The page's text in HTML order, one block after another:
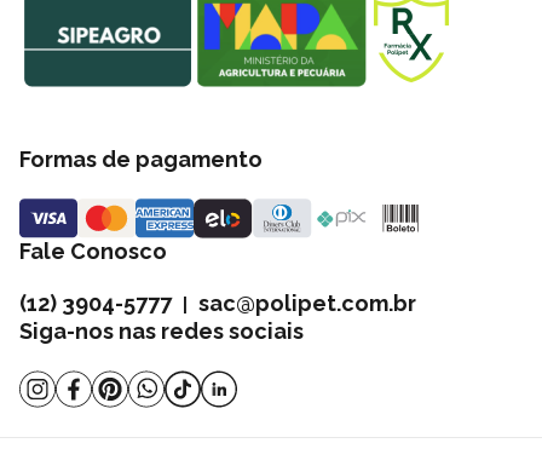
Formas de pagamento
Fale Conosco
(12) 3904-5777| sac@polipet.com.br
Siga-nos nas redes sociais